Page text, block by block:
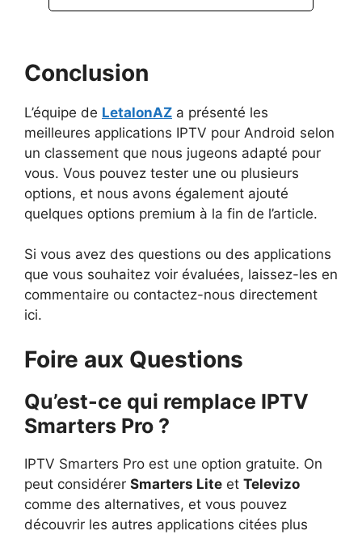
Conclusion
L’équipe de LetalonAZ a présenté les
meilleures applications IPTV pour Android selon
un classement que nous jugeons adapté pour
vous. Vous pouvez tester une ou plusieurs
options, et nous avons également ajouté
quelques options premium à la fin de l’article.
Si vous avez des questions ou des applications
que vous souhaitez voir évaluées, laissez-les en
commentaire ou contactez-nous directement
ici.
Foire aux Questions
Qu’est-ce qui remplace IPTV
Smarters Pro ?
IPTV Smarters Pro est une option gratuite. On
peut considérer Smarters Lite et Televizo
comme des alternatives, et vous pouvez
découvrir les autres applications citées plus